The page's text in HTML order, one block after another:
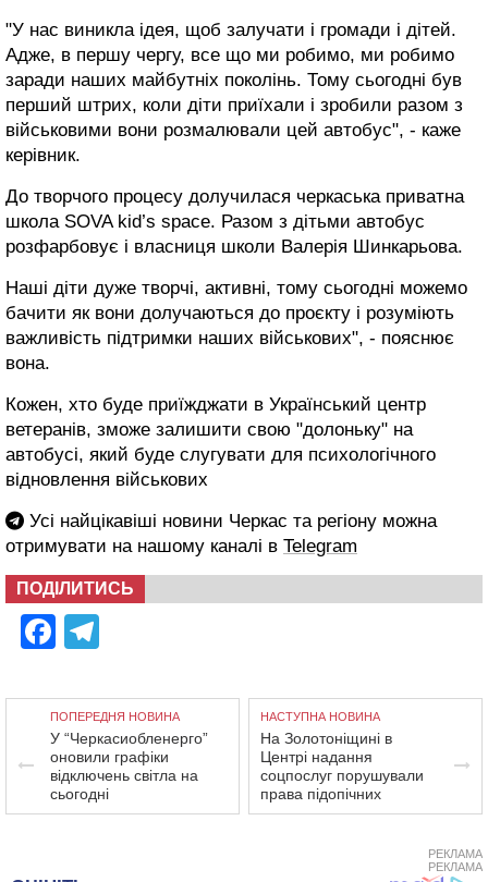
"У нас виникла ідея, щоб залучати і громади і дітей.
Адже, в першу чергу, все що ми робимо, ми робимо
заради наших майбутніх поколінь. Тому сьогодні був
перший штрих, коли діти приїхали і зробили разом з
військовими вони розмалювали цей автобус", - каже
керівник.
До творчого процесу долучилася черкаська приватна
школа SOVA kid’s space. Разом з дітьми автобус
розфарбовує і власниця школи Валерія Шинкарьова.
Наші діти дуже творчі, активні, тому сьогодні можемо
бачити як вони долучаються до проєкту і розуміють
важливість підтримки наших військових", - пояснює
вона.
Кожен, хто буде приїжджати в Український центр
ветеранів, зможе залишити свою "долоньку" на
автобусі, який буде слугувати для психологічного
відновлення військових
Усі найцікавіші новини Черкас та регіону можна
отримувати на нашому каналі в Telegram
ПОДІЛИТИСЬ
Facebook
ПОПЕРЕДНЯ НОВИНА
У “Черкасиобленерго”
оновили графіки
відключень світла на
сьогодні
НАСТУПНА НОВИНА
На Золотоніщині в
Центрі надання
соцпослуг порушували
права підопічних
РЕКЛАМА
РЕКЛАМА